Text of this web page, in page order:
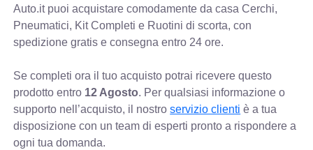
Auto.it puoi acquistare comodamente da casa Cerchi,
Pneumatici, Kit Completi e Ruotini di scorta, con
spedizione gratis e consegna entro 24 ore.
Se completi ora il tuo acquisto potrai ricevere questo
prodotto entro 12 Agosto. Per qualsiasi informazione o
supporto nell’acquisto, il nostroservizio clienti è a tua
disposizione con un team di esperti pronto a rispondere a
ogni tua domanda.